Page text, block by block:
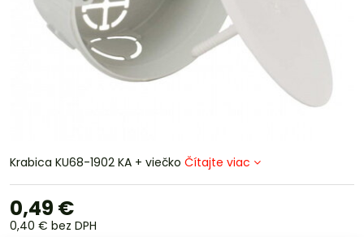
Krabica KU68-1902 KA + viečko Čítajte viac
0,49 €
0,40 € bez DPH